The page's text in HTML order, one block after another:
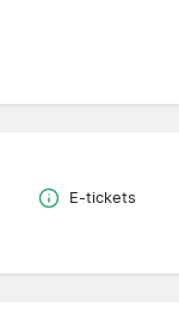
E-tickets